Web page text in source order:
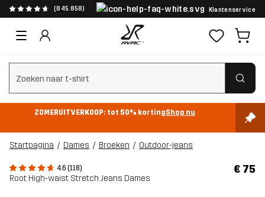
(845.858) Klantenservice
Zoeken wissen
ZOMERUITVERKOOP: tot 50% kortingShop nu
Startpagina Dames Broeken Outdoor-jeans
4.6 (118)
Root High-waist Stretch Jeans Dames
€ 75